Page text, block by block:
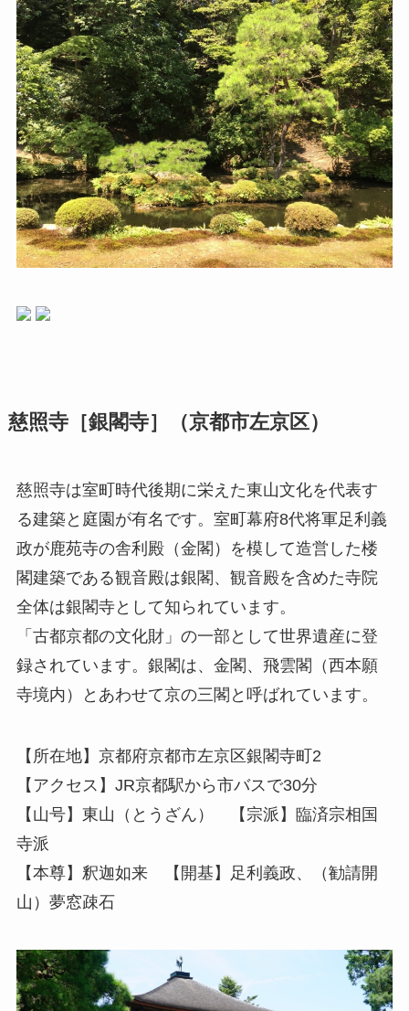
慈照寺［銀閣寺］（京都市左京区）
慈照寺は室町時代後期に栄えた東山文化を代表す
る建築と庭園が有名です。室町幕府8代将軍足利義
政が鹿苑寺の舎利殿（金閣）を模して造営した楼
閣建築である観音殿は銀閣、観音殿を含めた寺院
全体は銀閣寺として知られています。
「古都京都の文化財」の一部として世界遺産に登
録されています。銀閣は、金閣、飛雲閣（西本願
寺境内）とあわせて京の三閣と呼ばれています。
【所在地】京都府京都市左京区銀閣寺町2
【アクセス】JR京都駅から市バスで30分
【山号】東山（とうざん） 【宗派】臨済宗相国
寺派
【本尊】釈迦如来 【開基】足利義政、（勧請開
山）夢窓疎石